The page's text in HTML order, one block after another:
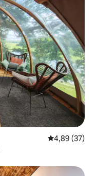
4,89 av 5 i
4,89 (37)